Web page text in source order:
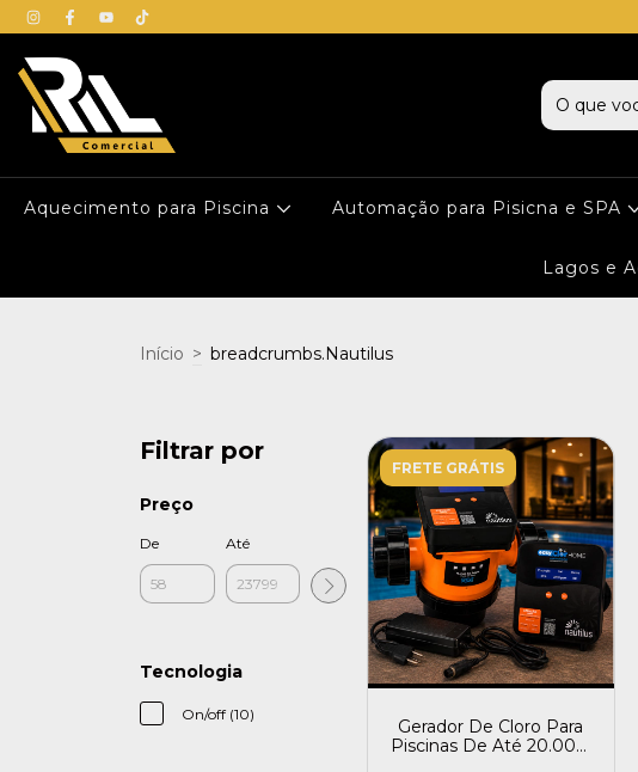
Aquecimento para Piscina Automação para Pisicna e SPA
Lagos e
Início > breadcrumbs.Nautilus
Filtrar por
Preço
De Até
Tecnologia
On/off (10)
FRETE GRÁTIS
Gerador De Cloro Para
Piscinas De Até 20.000l